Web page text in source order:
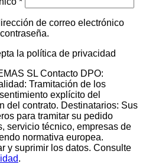
de correo electrónico
la política de privacidad
SL Contacto DPO:
Tramitación de los
explícito del
del contrato. Destinatarios: Sus
para tramitar su pedido
servicio técnico, empresas de
normativa europea.
y suprimir los datos. Consulte
.